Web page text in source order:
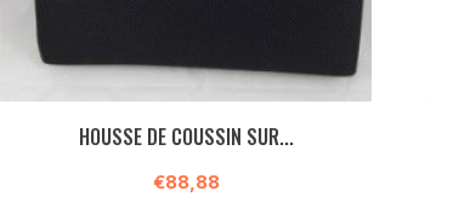
HOUSSE DE COUSSIN SUR...
€88,88